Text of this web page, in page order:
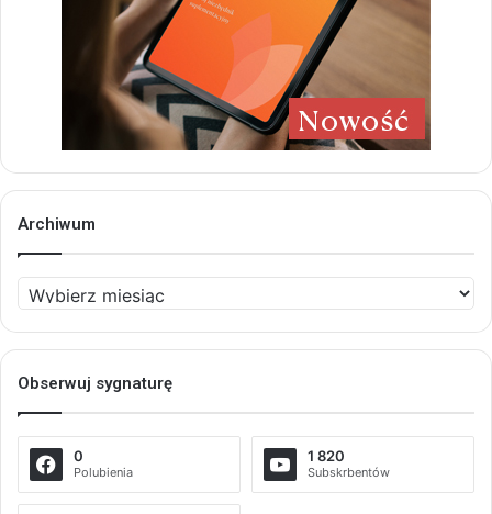
Archiwum
Archiwum
Obserwuj sygnaturę
0
Polubienia
1 820
Subskrbentów